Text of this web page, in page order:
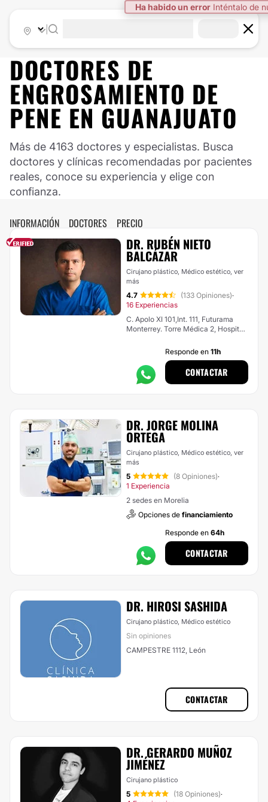
Ha habido un error Inténtalo de
DOCTORES DE
ENGROSAMIENTO DE
PENE EN GUANAJUATO
Más de 4163 doctores y especialistas. Busca
doctores y clínicas recomendadas por pacientes
reales, conoce su experiencia y elige con
confianza.
INFORMACIÓN DOCTORES PRECIO
DR. RUBÉN NIETO
BALCÁZAR
Cirujano plástico, Médico estético, ver
más
4.7 (133 Opiniones)·
16 Experiencias
C. Apolo XI 101,Int. 111, Futurama
Monterrey. Torre Médica 2, Hospital
Responde en 11h
CONTACTAR
DR. JORGE MOLINA
ORTEGA
Cirujano plástico, Médico estético, ver
más
5 (8 Opiniones)·
1 Experiencia
2 sedes en Morelia
Opciones de financiamiento
Responde en 64h
CONTACTAR
DR. HIROSI SASHIDA
Cirujano plástico, Médico estético
Sin opiniones
CAMPESTRE 1112, León
CONTACTAR
DR. GERARDO MUÑOZ
JIMÉNEZ
Cirujano plástico
5 (18 Opiniones)·